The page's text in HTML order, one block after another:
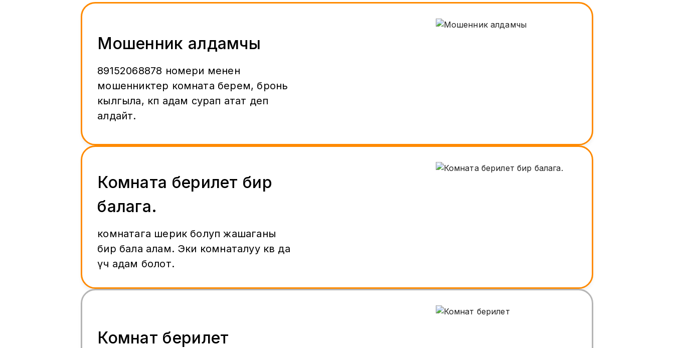
Мошенник алдамчы
89152068878 номери менен
мошенниктер комната берем, бронь
кылгыла, көп адам сурап атат деп
алдайт.
Комната берилет бир
балага.
комнатага шерик болуп жашаганы
бир бала алам. Эки комнаталуу кв да
үч адам болот.
Комнат берилет